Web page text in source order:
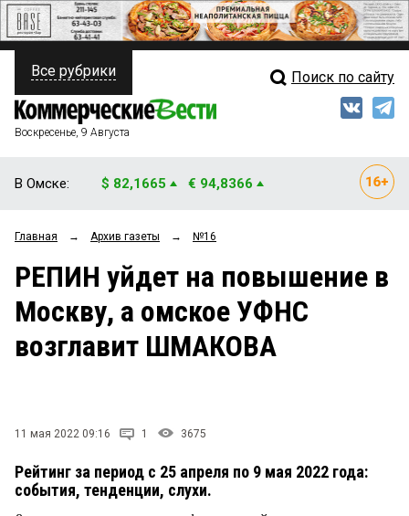
ПОЛИТИКА
ФИНАНСЫ
ОБЩЕСТВО
ЗАКОН
НОВОСТИ КОМПАНИЙ
Свежий выпуск
Рейтинги
Блоги
Архив
Все рубрики Поиск по сайту
Воскресенье, 9 Августа
В Омске: $ 82,1665 € 94,8366
Главная → Архив газеты → №16
РЕПИН уйдет на повышение в
Москву, а омское УФНС
возглавит ШМАКОВА
11 мая 2022 09:16 1 3675
Рейтинг за период с 25 апреля по 9 мая 2022 года:
события, тенденции, слухи.